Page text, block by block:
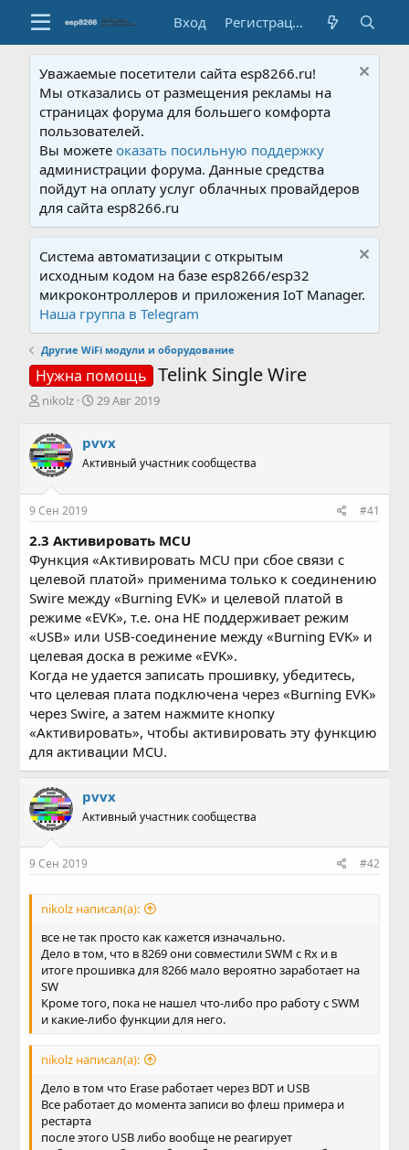
Вход Регистрация
Уважаемые посетители сайта esp8266.ru!
Мы отказались от размещения рекламы на
страницах форума для большего комфорта
пользователей.
Вы можетеоказать посильную поддержку
администрации форума. Данные средства
пойдут на оплату услуг облачных провайдеров
для сайта esp8266.ru
Система автоматизации с открытым
исходным кодом на базе esp8266/esp32
микроконтроллеров и приложения IoT Manager.
Наша группа в Telegram
Другие WiFi модули и оборудование
Нужна помощь Telink Single Wire
А
т
о
р
т
е
м
nikolz
Д
а
н
ч
а
29 Авг 2019
pvvx
Активный участник сообщества
9 Сен 2019 #41
2.3 Активировать MCU
Функция «Активировать MCU при сбое связи с
целевой платой» применима только к соединению
Swire между «Burning EVK» и целевой платой в
режиме «EVK», т.е. она НЕ поддерживает режим
«USB» или USB-соединение между «Burning EVK» и
целевая доска в режиме «EVK».
Когда не удается записать прошивку, убедитесь,
что целевая плата подключена через «Burning EVK»
через Swire, а затем нажмите кнопку
«Активировать», чтобы активировать эту функцию
для активации MCU.
pvvx
Активный участник сообщества
9 Сен 2019 #42
nikolz написал(а):
все не так просто как кажется изначально.
Дело в том, что в 8269 они совместили SWM с Rx и в
итоге прошивка для 8266 мало вероятно заработает на
SW
Кроме того, пока не нашел что-либо про работу с SWM
и какие-либо функции для него.
nikolz написал(а):
Дело в том что Erase работает через BDT и USB
Все работает до момента записи во флеш примера и
рестарта
после этого USB либо вообще не реагирует